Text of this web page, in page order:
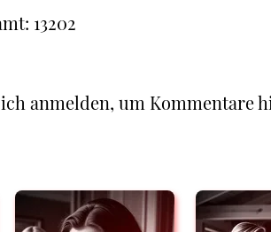
13202
anmelden, um Kommentare